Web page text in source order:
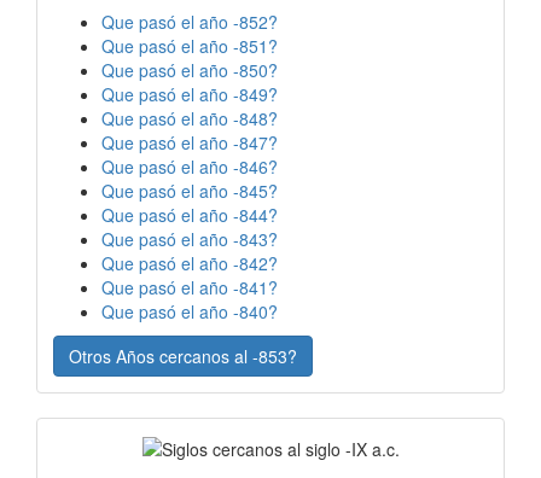
Que pasó el año -852?
Que pasó el año -851?
Que pasó el año -850?
Que pasó el año -849?
Que pasó el año -848?
Que pasó el año -847?
Que pasó el año -846?
Que pasó el año -845?
Que pasó el año -844?
Que pasó el año -843?
Que pasó el año -842?
Que pasó el año -841?
Que pasó el año -840?
Otros Años cercanos al -853?